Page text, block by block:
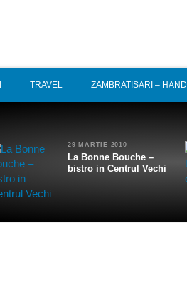
TRAVEL ZAMBRATISARI –
29 MARTIE 2010
La Bonne Bouche –
bistro in Centrul Vechi